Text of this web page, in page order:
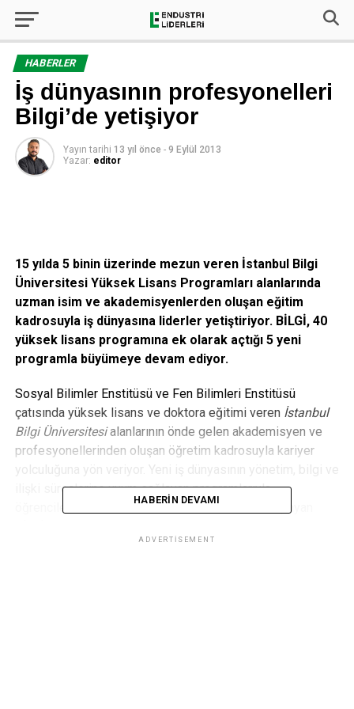
HABERLER
İş dünyasının profesyonelleri
Bilgi’de yetişiyor
Yayın tarihi 13 yıl önce - 9 Eylül 2013
Yazar: editor
15 yılda 5 binin üzerinde mezun veren İstanbul Bilgi
Üniversitesi Yüksek Lisans Programları alanlarında
uzman isim ve akademisyenlerden oluşan eğitim
kadrosuyla iş dünyasına liderler yetiştiriyor. BİLGİ, 40
yüksek lisans programına ek olarak açtığı 5 yeni
programla büyümeye devam ediyor.
Sosyal Bilimler Enstitüsü ve Fen Bilimleri Enstitüsü
çatısında yüksek lisans ve doktora eğitimi veren İstanbul
Bilgi Üniversitesialanlarının önde gelen akademisyen ve
profesyonellerinden oluşan öğretim kadrosuyla kariyer
yolculuğuna yön veriyor. Yeni iş dünyasının yönetim, bilgi ve
ilişki süreçlerine uyum sağlayan programlarıyla
öğrencilerinin hedeflerine hızla ilerlemesini amaçlayan
HABERIN DEVAMI
ADVERTISEMENT